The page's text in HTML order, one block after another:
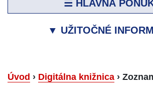
☰ HLAVNÁ
▼ UŽITOČNÉ
Úvod › Digitálna knižnica ›